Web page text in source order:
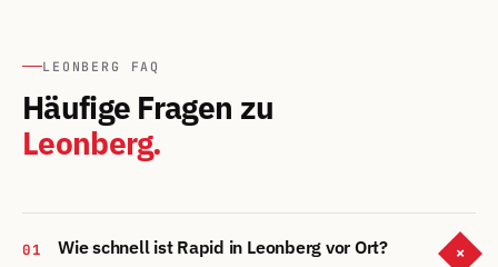
LEONBERG FAQ
Häufige Fragen zu
Leonberg.
01 Wie schnell ist Rapid in Leonberg vor Ort? +